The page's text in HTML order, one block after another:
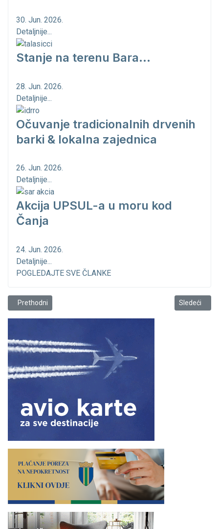
30. Jun. 2026.
Detaljnije...
Stanje na terenu Bara...
28. Jun. 2026.
Detaljnije...
Očuvanje tradicionalnih drvenih
barki & lokalna zajednica
26. Jun. 2026.
Detaljnije...
Akcija UPSUL-a u moru kod
Čanja
24. Jun. 2026.
Detaljnije...
POGLEDAJTE SVE ČLANKE
Prethodni članak: Milić Šarović – heroj kompanije!
Prethodni Sledeći
Sledeći